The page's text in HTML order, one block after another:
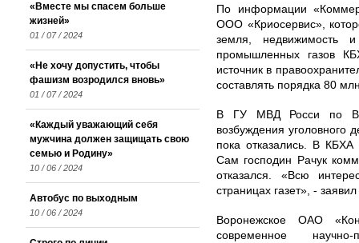
По информации
ООО «Криосервис»,
земля, недвижимость
промышленных газов
источник в
составлять порядка 80
В ГУ МВД Росси по
возбуждения уголовного
пока отказались. В
Сам господин Рачук
отказался. «Всю
страницах газет», -
Воронежское ОАО
современное
«Вместе мы спасем больше
жизней»
01 / 07 / 2024
«Не хочу допустить, чтобы
фашизм возродился вновь»
01 / 07 / 2024
«Каждый уважающий себя
мужчина должен защищать свою
семью и Родину»
10 / 06 / 2024
Автобус по выходным
10 / 06 / 2024